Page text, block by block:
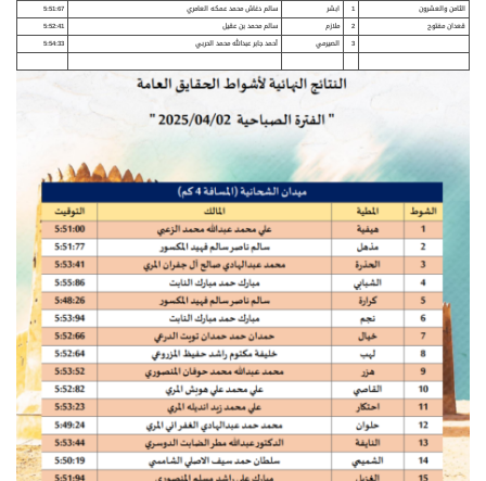
الثامن والعشرون 1 ابشر سالم دغاش محمد عمكه العامري
5:51:67
قعدان مفتوح
2 ملازم سالم محمد بن عقيل
5:52:41
3
الصيرمي أحمد جابر عبدالله محمد الحربي 5:54:33